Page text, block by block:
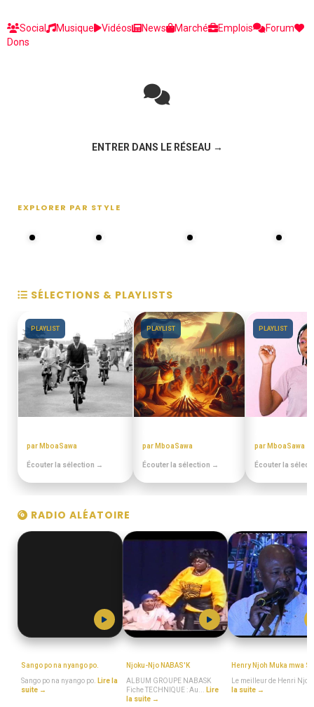
Social Musique Vidéos News Marché Emplois
Forum
Dons
ENTRER DANS LE RÉSEAU →
EXPLORER PAR STYLE
SÉLECTIONS & PLAYLISTS
PLAYLIST
par MboaSawa
Écouter la sélection →
PLAYLIST
par MboaSawa
Écouter la sélection →
PLAYLIST
par MboaSawa
Écouter la
RADIO ALÉATOIRE
Sango po na nyango po.
Sango po na nyango po. Lire la
suite →
Njoku-Njo NABAS'K
ALBUM GROUPE NABASK
Fiche TECHNIQUE : Au... Lire
la suite →
Henry Njoh Muka mwa
Le meilleur de Henri Njoh
la suite →